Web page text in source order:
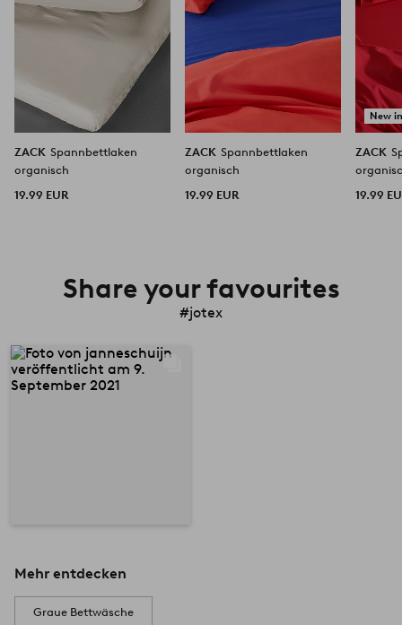
ZACK Spannbettlaken
organisch
19.99 EUR
ZACK Spannbettlaken
organisch
19.99 EUR
New
ZACK
19.99
Share your favourites
#jotex
Mehr entdecken
Graue Bettwäsche